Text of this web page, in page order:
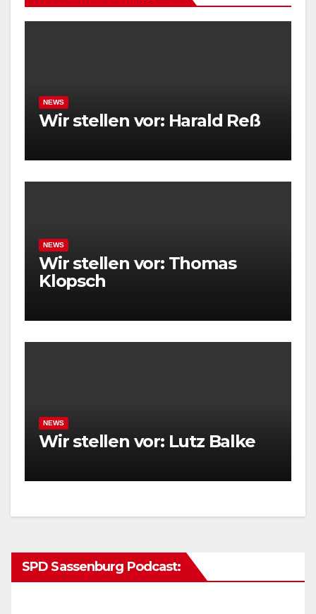
NEWS
Wir stellen vor: Harald Reß
NEWS
Wir stellen vor: Thomas
Klopsch
NEWS
Wir stellen vor: Lutz Balke
SPD Sassenburg Podcast: